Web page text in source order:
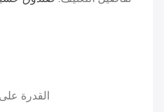
القدرة